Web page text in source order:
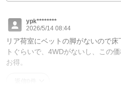
ypk********
2026/5/14 08:44
リア荷室にベットの脚がないので
トぐらいで、4WDがないし、この
お得。